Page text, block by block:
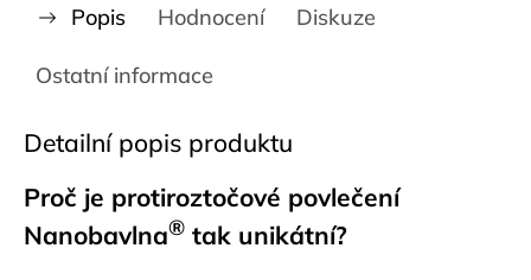
Popis Hodnocení Diskuze
Ostatní informace
Detailní popis produktu
Proč je protiroztočové povlečení
Nanobavlna® tak unikátní?